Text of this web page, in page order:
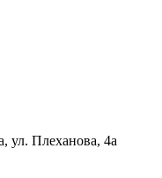
ул. Плеханова, 4а